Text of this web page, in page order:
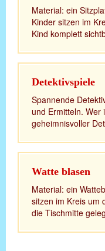
Material: ein
Kinder sitzen im
Kind komplett
Detektivspiele
Spannende
und Ermitteln. Wer
geheimnisvoller
Watte blasen
Material: ein
sitzen im Kreis um
die Tischmitte